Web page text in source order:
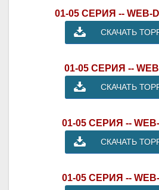
01-05 СЕРИЯ -- WEB-
СКАЧАТЬ
01-05 СЕРИЯ --
СКАЧАТЬ
01-05 СЕРИЯ --
СКАЧАТЬ
01-05 СЕРИЯ --